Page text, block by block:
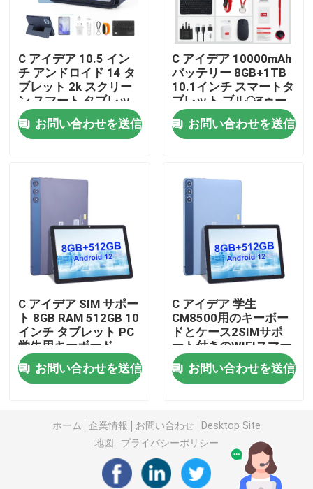
品質管理
お問い合わせ
ニュース
人間の特徴をもつタブレットのPC
スマートタブレットPC
タッチスクリーンタブレット
錠剤 キッドスパッド
7インチタブレットPC
8インチタブレットPC
C アイデア 10.5 イン
チ アンドロイド 14 タ
ブレット 2k スクリー
ン スマート タブレッ
ト PC CM10500プラス
ブルーお問い合わせを送信
C アイデア 10000mAh
バッテリー 8GB+1TB
10.1インチ スマートタ
ブレット ブルूटゥー
スキーボード
CM8800pLUS
お問い合わせを送信
C アイデア SIM サポー
ト 8GB RAM 512GB 10
インチ タブレット PC
学生用キーボード
CM8500
お問い合わせを送信
C アイデア 学生
CM8500用のキーボー
ドとケース2SIMサポ
ート付きのWIFIスマー
ト10インチタブレット
PC お問い合わせを送信
ホーム 企業情報 お問い合わせ
Desktop Site
地図
プライバシーポリシー